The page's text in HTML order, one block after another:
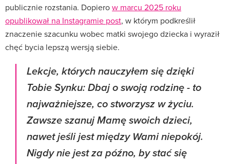
publicznie rozstania. Dopierow marcu 2025 roku
opublikował na Instagramie post, w którym podkreślił
znaczenie szacunku wobec matki swojego dziecka i wyraził
chęć bycia lepszą wersją siebie.
Lekcje, których nauczyłem się dzięki
Tobie Synku: Dbaj o swoją rodzinę - to
najważniejsze, co stworzysz w życiu.
Zawsze szanuj Mamę swoich dzieci,
nawet jeśli jest między Wami niepokój.
Nigdy nie jest za późno, by stać się